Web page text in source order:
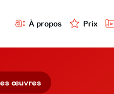
À propos Prix
œuvres